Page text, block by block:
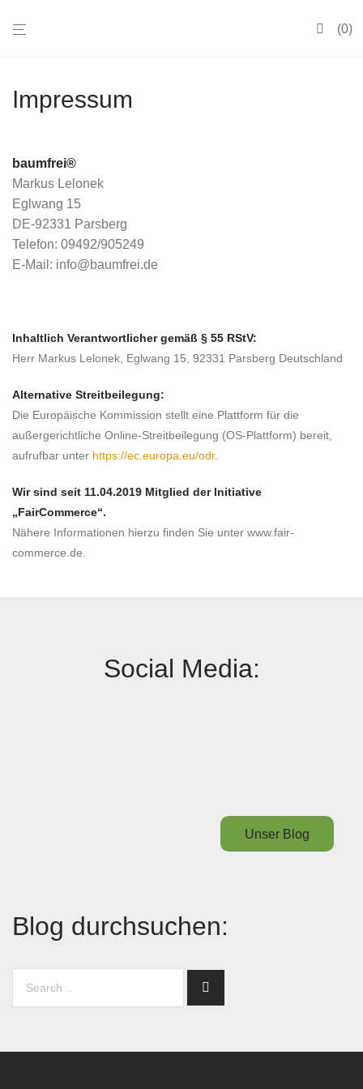
0
Impressum
baumfrei®
Markus Lelonek
Eglwang 15
DE-92331 Parsberg
Telefon: 09492/905249
E-Mail: info@baumfrei.de
Inhaltlich Verantwortlicher gemäß § 55 RStV:
Herr Markus Lelonek, Eglwang 15, 92331 Parsberg Deutschland
Alternative Streitbeilegung:
Die Europäische Kommission stellt eine Plattform für die
außergerichtliche Online-Streitbeilegung (OS-Plattform) bereit,
aufrufbar unter https://ec.europa.eu/odr.
Wir sind seit 11.04.2019 Mitglied der Initiative
„FairCommerce“.
Nähere Informationen hierzu finden Sie unter www.fair-
commerce.de.
Social Media:
Unser Blog
Blog durchsuchen: